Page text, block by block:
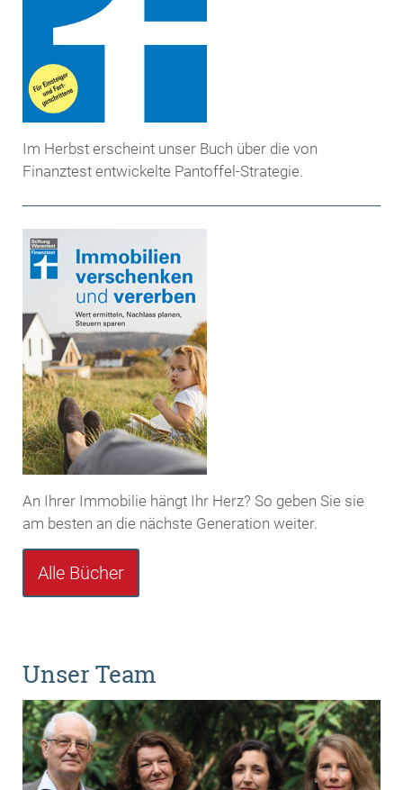
Im Herbst erscheint unser Buch über die von
Finanztest entwickelte Pantoffel-Strategie.
An Ihrer Immobilie hängt Ihr Herz? So geben Sie sie
am besten an die nächste Generation weiter.
Alle Bücher
Unser Team